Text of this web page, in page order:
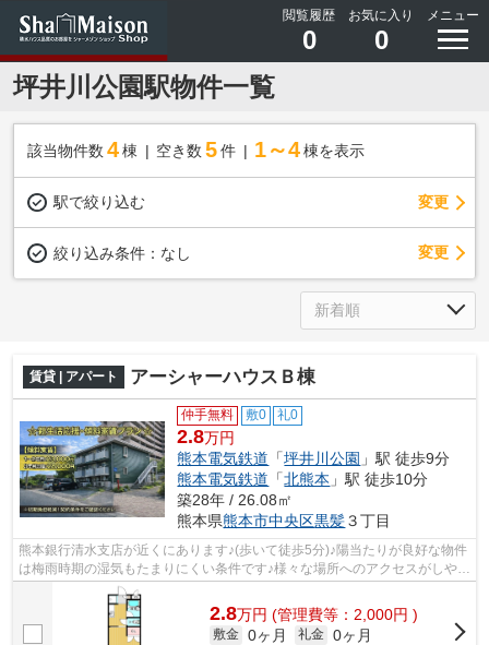
閲覧履歴
0
お気に入り
0
メニュー
坪井川公園駅物件一覧
該当物件数 4棟 空き数 5 件 1～4 棟を表示
駅で絞り込む 変更
絞り込み条件： なし 変更
賃貸 | アパート アーシャーハウスＢ棟
仲手無料 敷0 礼0
2.8万円
熊本電気鉄道 「坪井川公園 」駅 徒歩9分
熊本電気鉄道 「北熊本 」駅 徒歩10分
築28年 / 26.08㎡
熊本県熊本市中央区黒髪３丁目
熊本銀行清水支店が近くにあります♪(歩いて徒歩5分)♪陽当たりが良好な物件
は梅雨時期の湿気もたまりにくい条件です♪様々な場所へのアクセスがしやす
くなる2駅利用可能な物件です♪家で...
2.8万円 (管理費等：2,000円 )
敷金 0ヶ月 礼金 0ヶ月